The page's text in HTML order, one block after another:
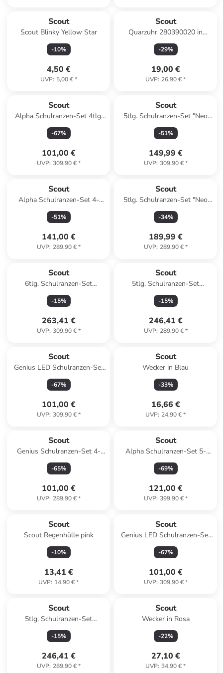
Scout
Scout Blinky Yellow Star
-10%
4,50 €
UVP: 5,00 €*
Scout
Quarzuhr 280390020 in
Schwarz
-29%
19,00 €
UVP: 26,90 €*
Scout
Alpha Schulranzen-Set 4tlg.
in White Unicorn
-67%
101,00 €
UVP: 309,90 €*
Scout
5tlg. Schulranzen-Set "Neo
Set Superflash" in Blau -
(B)30 x (H)38 x (T)27 cm
-51%
149,99 €
UVP: 309,90 €*
Scout
Alpha Schulranzen-Set 4-
teilig in Space Data
-51%
141,00 €
UVP: 289,90 €*
Scout
5tlg. Schulranzen-Set "Neo
Set - Dino Rex" in Grün -
(B)30 x (H)38 x (T)27 cm
-34%
189,99 €
UVP: 289,90 €*
Scout
6tlg. Schulranzen-Set
"Bundesliga" in Blau/Rot
-15%
263,41 €
UVP: 309,90 €*
Scout
5tlg. Schulranzen-Set
"Dreamworld" in Türkis/Pink
-15%
246,41 €
UVP: 289,90 €*
Scout
Genius LED Schulranzen-Set
4tlg. in White Unicorn
-67%
101,00 €
UVP: 309,90 €*
Scout
Wecker in Blau
-33%
16,66 €
UVP: 24,90 €*
Scout
Genius Schulranzen-Set 4-
teilig in Dreamworld
-65%
101,00 €
UVP: 289,90 €*
Scout
Alpha Schulranzen-Set 5-
teilig in Blue Pixel
-69%
121,00 €
UVP: 399,90 €*
Scout
Scout Regenhülle pink
-10%
13,41 €
UVP: 14,90 €*
Scout
Genius LED Schulranzen-Set
4tlg. in Heaven
-67%
101,00 €
UVP: 309,90 €*
Scout
5tlg. Schulranzen-Set
"Dreamland" in Türkis/Pink
-15%
246,41 €
UVP: 289,90 €*
Scout
Wecker in Rosa
-22%
27,10 €
UVP: 34,90 €*